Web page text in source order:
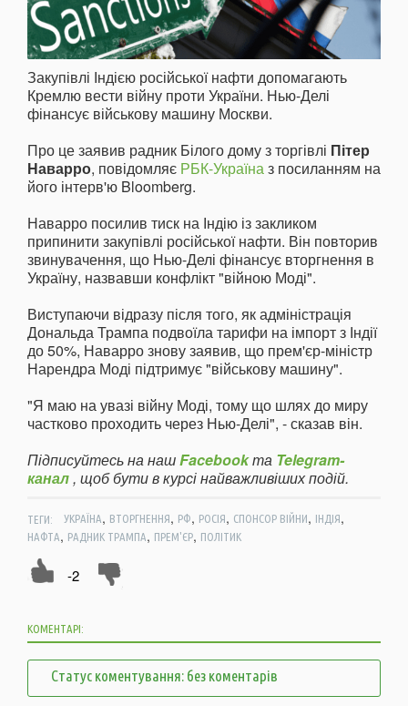
Закупівлі Індією російської нафти допомагають
Кремлю вести війну проти України. Нью-Делі
фінансує військову машину Москви.
Про це заявив радник Білого дому з торгівлі Пітер
Наварро, повідомляє РБК-Україназ посиланням на
його інтерв'ю Bloomberg.
Наварро посилив тиск на Індію із закликом
припинити закупівлі російської нафти. Він повторив
звинувачення, що Нью-Делі фінансує вторгнення в
Україну, назвавши конфлікт "війною Моді".
Виступаючи відразу після того, як адміністрація
Дональда Трампа подвоїла тарифи на імпорт з Індії
до 50%, Наварро знову заявив, що прем'єр-міністр
Нарендра Моді підтримує "військову машину".
"Я маю на увазі війну Моді, тому що шлях до миру
частково проходить через Нью-Делі", - сказав він.
Підписуйтесь на нашFacebookта Telegram-
канал, щоб бути в курсі найважливіших подій.
ТЕГИ: УКРАЇНА, ВТОРГНЕННЯ, РФ, РОСІЯ, СПОНСОР ВІЙНИ, ІНДІЯ,
НАФТА, РАДНИК ТРАМПА, ПРЕМ'ЄР, ПОЛІТИК
-2
КОМЕНТАРІ:
Статус коментування: без коментарів